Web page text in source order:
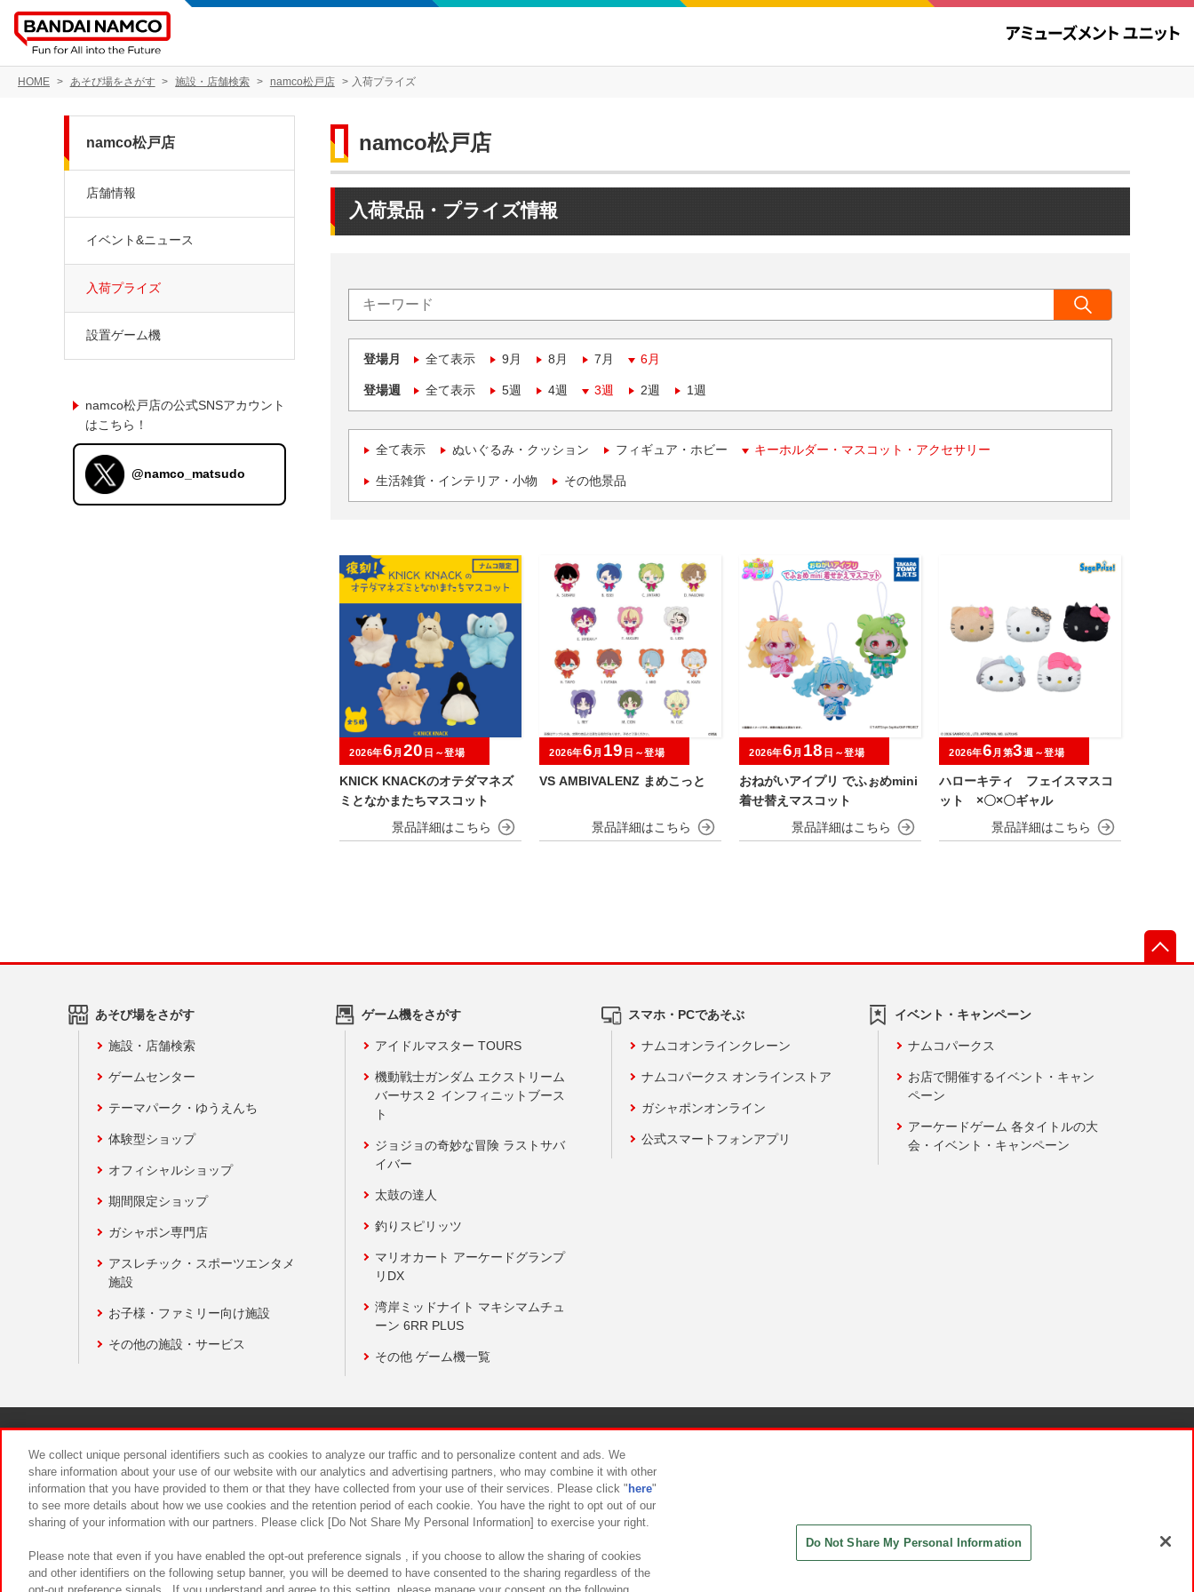
HOME あそび場をさがす 施設・店舗検索 namco松戸店 入荷プライズ
namco松戸店
入荷景品・プライズ情報
登場月 全て表示 9月 8月 7月 6月
登場週 全て表示 5週 4週 3週 2週 1週
全て表示 ぬいぐるみ・クッション フィギュア・ホビー キーホルダー・マスコット・アクセサリー
生活雑貨・インテリア・小物 その他景品
KNICK KNACKのオテダマネズ
ミとなかまたちマスコット
2026年6 月 20 日～登場
VS AMBIVALENZ まめこっと
2026年6 月 19 日～登場
おねがいアイプリ でふぉめmini
着せ替えマスコット
2026年6 月 18 日～登場
ハローキティ フェイスマスコ
ット ×〇×〇ギャル
2026年6 月第3週～登場
namco松戸店
店舗情報
イベント&ニュース
入荷プライズ
設置ゲーム機
namco松戸店の公式SNSアカウント
はこちら！
@namco_matsudo
あそび場をさがす
施設・店舗検索
ゲームセンター
テーマパーク・ゆうえんち
体験型ショップ
オフィシャルショップ
期間限定ショップ
ガシャポン専門店
アスレチック・スポーツエンタメ
施設
お子様・ファミリー向け施設
その他の施設・サービス
ゲーム機をさがす
アイドルマスター TOURS
機動戦士ガンダム エクストリーム
バーサス２ インフィニットブース
ト
ジョジョの奇妙な冒険 ラストサバ
イバー
太鼓の達人
釣りスピリッツ
マリオカート アーケードグランプ
リDX
湾岸ミッドナイト マキシマムチュ
ーン 6RR PLUS
その他 ゲーム機一覧
スマホ・PCであそぶ
ナムコオンラインクレーン
ナムコパークス オンラインストア
ガシャポンオンライン
公式スマートフォンアプリ
イベント・キャンペーン
ナムコパークス
お店で開催するイベント・キャン
ペーン
アーケードゲーム 各タイトルの大
会・イベント・キャンペーン
食品のご提供について カスタマーハラスメント対応方針
We collect unique personal identifiers such as cookies to analyze our traffic and to personalize content and ads. We
share information about your use of our website with our analytics and advertising partners, who may combine it with other
information that you have provided to them or that they have collected from your use of their services. Please click " here"
to see more details about how we use cookies and the retention period of each cookie. You have the right to opt out of our
sharing of your information with our partners. Please click [Do Not Share My Personal Information] to exercise your right.
Please note that even if you have enabled the opt-out preference signals , if you choose to allow the sharing of cookies
and other identifiers on the following setup banner, you will be deemed to have consented to the sharing regardless of the
Do Not Share My Personal Information